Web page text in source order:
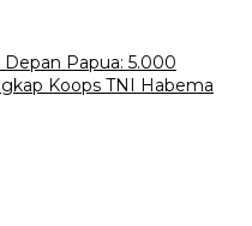
Papua: 5.000
Koops TNI Habema